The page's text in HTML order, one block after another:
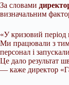
За словами
визначальним
«У кризовий період
Ми працювали з
персонал і
Це дало результат
— каже директор